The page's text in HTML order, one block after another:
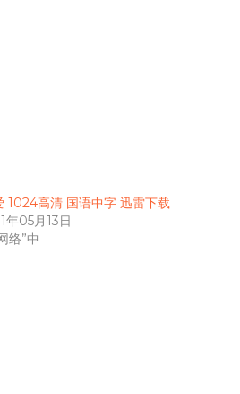
1024高清 国语中字 迅雷下载
年05月13日
络”中